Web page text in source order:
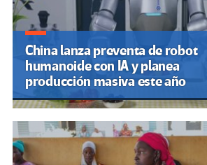
China lanza preventa de robot
humanoide con IA y planea
producción masiva este año